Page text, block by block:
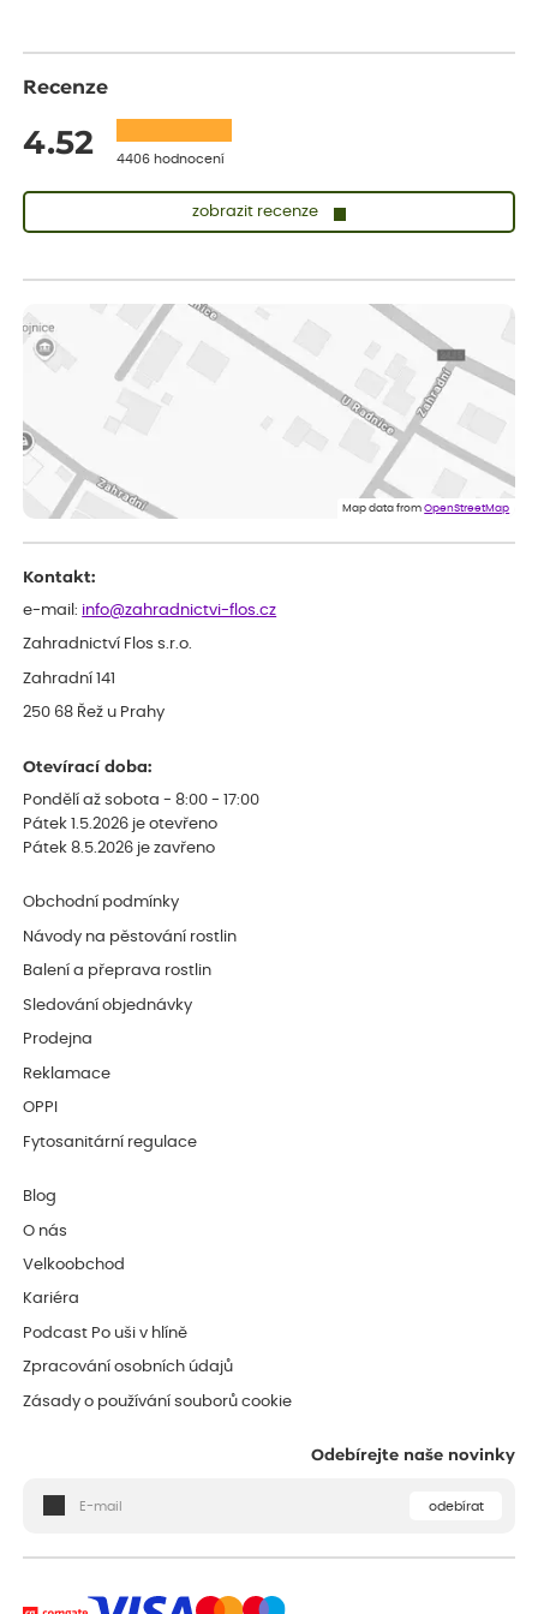
Recenze
4.52 4406 hodnocení
zobrazit recenze
Měla jsem pouze 1objednavku a zatím jsem spokojená se
sazenicemi
Miroslava
Rostliny byly v pořádku, dobře zabalené, celková spokojenost.
Doporučuji :). Spokojenost, stromky v pěkném stavu. Jediné, co
my chybělo, bylo komunikování nedostupného zboží před
Map data fromOpenStreetMap
Kontakt:
e-mail: info@zahradnictvi-flos.cz
Zahradnictví Flos s.r.o.
Zahradní 141
250 68 Řež u Prahy
Otevírací doba:
Pondělí až sobota - 8:00 - 17:00
Pátek 1.5.2026 je otevřeno
Pátek 8.5.2026 je zavřeno
Obchodní podmínky
Návody na pěstování rostlin
Balení a přeprava rostlin
Sledování objednávky
Prodejna
Reklamace
OPPI
Fytosanitární regulace
Blog
O nás
Velkoobchod
Kariéra
Podcast Po uši v hlíně
Zpracování osobních údajů
Zásady o používání souborů cookie
Odebírejte naše novinky
odebírat